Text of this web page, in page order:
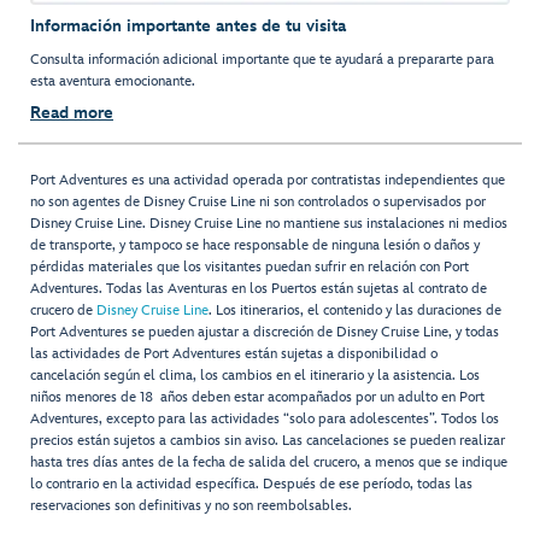
Información importante antes de tu visita
Consulta información adicional importante que te ayudará a prepararte para
esta aventura emocionante.
Read more
Port Adventures es una actividad operada por contratistas independientes que
no son agentes de Disney Cruise Line ni son controlados o supervisados por
Disney Cruise Line. Disney Cruise Line no mantiene sus instalaciones ni medios
de transporte, y tampoco se hace responsable de ninguna lesión o daños y
pérdidas materiales que los visitantes puedan sufrir en relación con Port
Adventures. Todas las Aventuras en los Puertos están sujetas al contrato de
crucero de Disney Cruise Line. Los itinerarios, el contenido y las duraciones de
Port Adventures se pueden ajustar a discreción de Disney Cruise Line, y todas
las actividades de Port Adventures están sujetas a disponibilidad o
cancelación según el clima, los cambios en el itinerario y la asistencia. Los
niños menores de 18 años deben estar acompañados por un adulto en Port
Adventures, excepto para las actividades “solo para adolescentes”. Todos los
precios están sujetos a cambios sin aviso. Las cancelaciones se pueden realizar
hasta tres días antes de la fecha de salida del crucero, a menos que se indique
lo contrario en la actividad específica. Después de ese período, todas las
reservaciones son definitivas y no son reembolsables.